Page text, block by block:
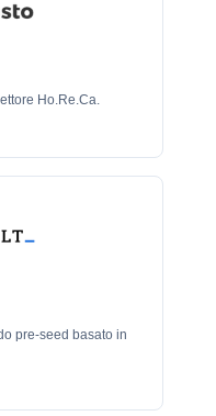
Ho.Re.Ca.
pre-seed basato in